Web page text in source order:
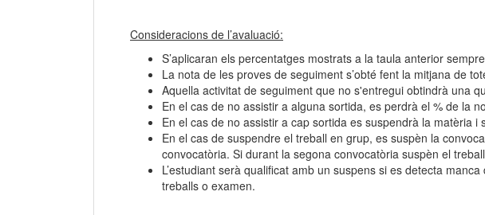
Consideracions de l’avaluació:
S’aplicaran els percentatges mostrats a la taula anterior
La nota de les proves de seguiment s’obté fent la mitjana de
Aquella activitat de seguiment que no s'entregui obtindrà una
En el cas de no assistir a alguna sortida, es perdrà el % de la
En el cas de no assistir a cap sortida es suspendrà la matèria
En el cas de suspendre el treball en grup, es suspèn la
convocatòria. Si durant la segona convocatòria suspèn el
L’estudiant serà qualificat amb un suspens si es detecta
treballs o examen.